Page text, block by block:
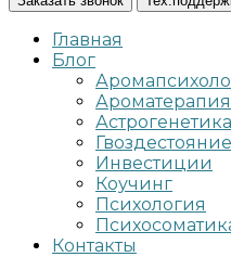
Главная
Блог
Ароматерапия
Астрогенетика
Гвоздестояние
Инвестиции
Коучинг
Психология
Контакты